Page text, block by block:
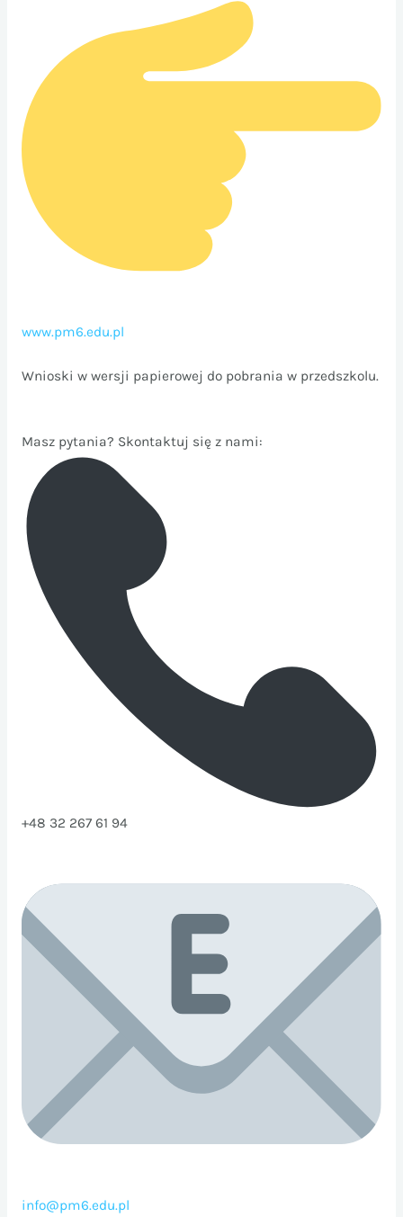
www.pm6.edu.pl
Wnioski w wersji papierowej do pobrania w przedszkolu.
Masz pytania? Skontaktuj się z nami:
+48 32 267 61 94
info@pm6.edu.pl